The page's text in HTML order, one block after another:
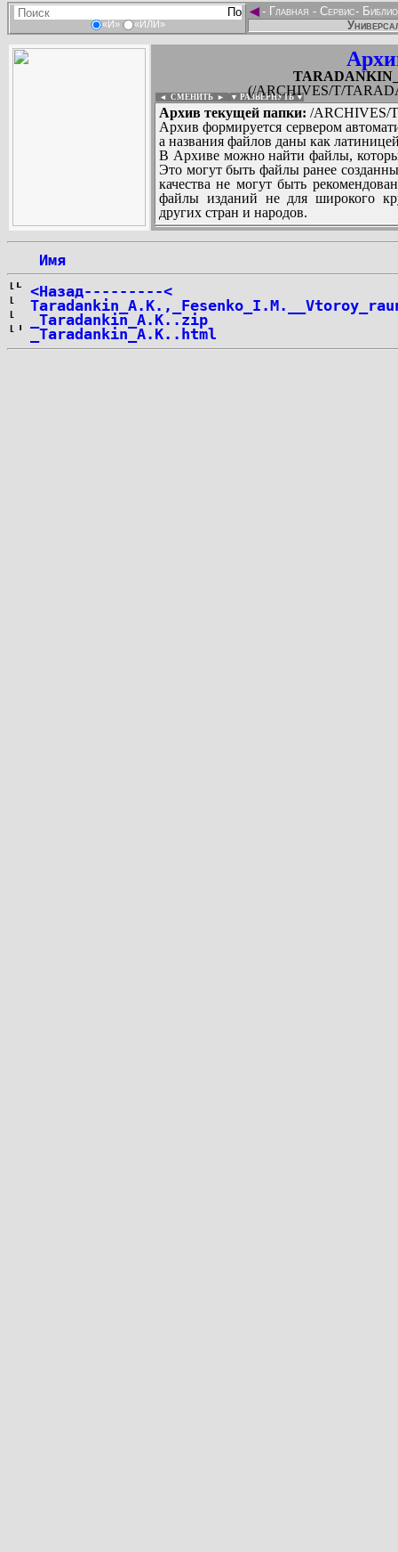
«И» «ИЛИ»
◄- Главная - Сервис-
(/ARCHIVES/T/
◄ СМЕНИТЬ ► ▼ РАЗВЕРНУТЬ ▼
Архив текущей папки: /ARCHIVES/
Архив формируется сервером
а названия файлов даны как
В Архиве можно найти файлы,
Это могут быть файлы ранее
качества не могут быть
файлы изданий не для широкого
других стран и народов.
Имя
<Назад---------<
_Taradankin_A.K..zip
_Taradankin_A.K..html